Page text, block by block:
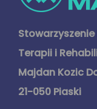
Stowarzyszenie
Terapii i
Majdan Kozic
21-050 Piaski